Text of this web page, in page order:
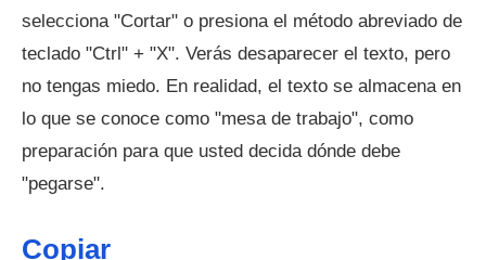
selecciona "Cortar" o presiona el método abreviado de
teclado "Ctrl" + "X". Verás desaparecer el texto, pero
no tengas miedo. En realidad, el texto se almacena en
lo que se conoce como "mesa de trabajo", como
preparación para que usted decida dónde debe
"pegarse".
Copiar